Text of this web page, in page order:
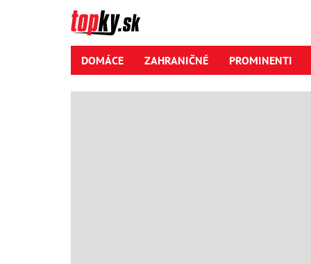
DOMÁCE ZAHRANIČNÉ PROMINENTI